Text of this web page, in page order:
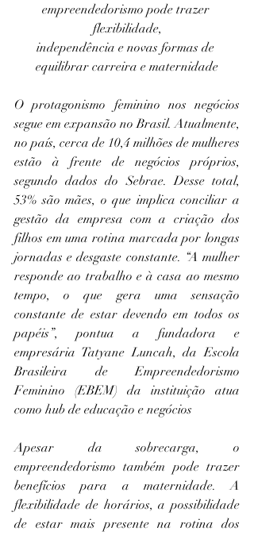
empreendedorismo pode trazer
flexibilidade,
independência e novas formas de
equilibrar carreira e maternidade
O protagonismo feminino nos negócios
segue em expansão no Brasil. Atualmente,
no país, cerca de 10,4 milhões de mulheres
estão à frente de negócios próprios,
segundo dados do Sebrae. Desse total,
53% são mães, o que implica conciliar a
gestão da empresa com a criação dos
filhos em uma rotina marcada por longas
jornadas e desgaste constante. “A mulher
responde ao trabalho e à casa ao mesmo
tempo, o que gera uma sensação
constante de estar devendo em todos os
papéis”, pontua a fundadora e
empresária Tatyane Luncah, da Escola
Brasileira de Empreendedorismo
Feminino (EBEM) da instituição atua
como hub de educação e negócios
Apesar da sobrecarga, o
empreendedorismo também pode trazer
benefícios para a maternidade. A
flexibilidade de horários, a possibilidade
de estar mais presente na rotina dos